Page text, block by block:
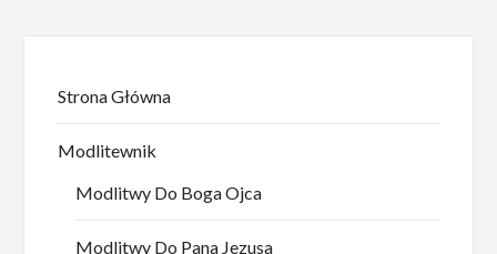
Strona Główna
Modlitewnik
Modlitwy Do Boga Ojca
Modlitwy Do Pana Jezusa